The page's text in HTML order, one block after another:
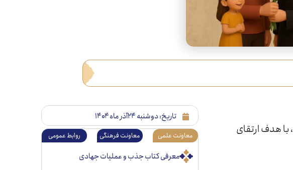
، با هدف ارتقای
تاریخ:دوشنبه ۲۴آذر ماه ۱۴۰۴
معاونت علمی معاونت فرهنگی روابط عمومی
معرفی کتاب جذب و عملیات جهادی